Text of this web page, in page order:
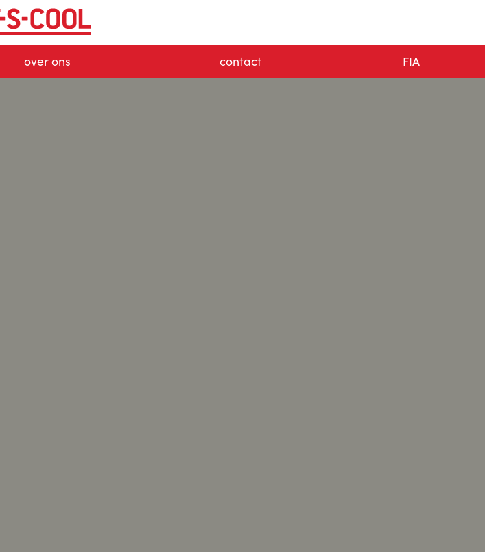
over ons contact FIA